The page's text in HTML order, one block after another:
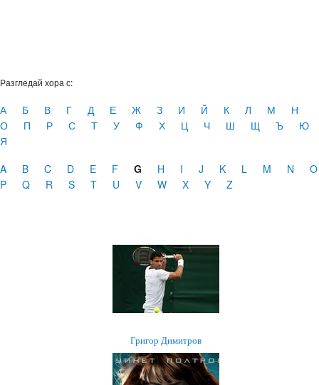
Разгледай хора с:
А Б В Г Д Е Ж З И Й К Л М
Н
О
П Р С Т У Ф Х Ц Ч Ш Щ Ъ
Ю
Я
A
B C D E F G H I J K L M N
O
P
Q R S T U V W X Y Z
Григор Димитров